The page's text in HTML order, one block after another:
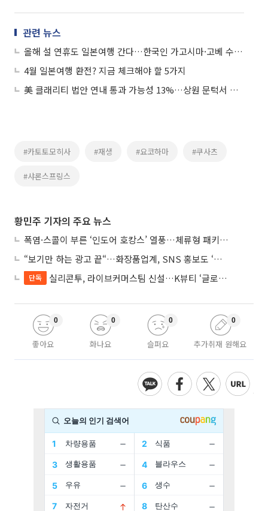
관련 뉴스
올해 설 연휴도 일본여행 간다…한국인 가고시마·고베 수요↑
4월 일본여행 환전? 지금 체크해야 할 5가지
美 클래리티 법안 연내 통과 가능성 13%…상원 문턱서 제동
#카토토모히사 #재생 #요코하마 #쿠사츠
#샤론스프링스
황민주 기자의 주요 뉴스
폭염·스콜이 부른 ‘인도어 호캉스’ 열풍…체류형 패키지 뜬다
“보기만 하는 광고 끝“…화장품업계, SNS 홍보도 ‘참여형 콘텐츠’로 변모
단독 실리콘투, 라이브커머스팀 신설…K뷰티 ‘글로벌 판매망’ 확대
좋아요
0
화나요
0
슬퍼요
0
추가취재 원해요
0